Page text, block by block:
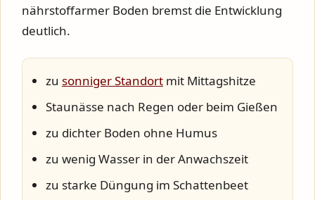
nährstoffarmer Boden bremst die Entwicklung
deutlich.
zu sonniger Standort mit Mittagshitze
Staunässe nach Regen oder beim Gießen
zu dichter Boden ohne Humus
zu wenig Wasser in der Anwachszeit
zu starke Düngung im Schattenbeet